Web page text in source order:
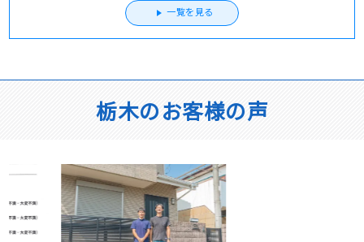
一覧を見る
栃木のお客様の声